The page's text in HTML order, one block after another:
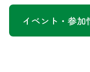
イベント・参加